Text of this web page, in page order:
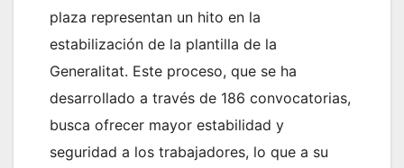
plaza representan un hito en la
estabilización de la plantilla de la
Generalitat. Este proceso, que se ha
desarrollado a través de 186 convocatorias,
busca ofrecer mayor estabilidad y
seguridad a los trabajadores, lo que a su